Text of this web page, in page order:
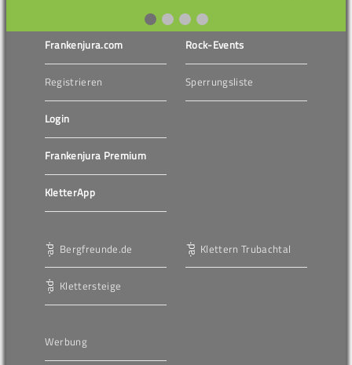
Frankenjura.com
Registrieren
Login
Frankenjura Premium
KletterApp
Rock-Events
Sperrungsliste
Bergfreunde.de
Klettersteige
Klettern Trubachtal
Werbung